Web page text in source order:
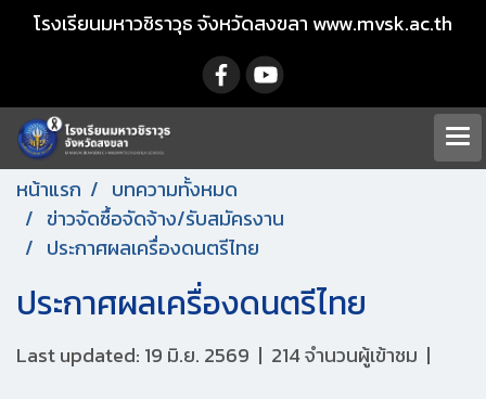
โรงเรียนมหาวชิราวุธ จังหวัดสงขลา www.mvsk.ac.th
หน้าแรก
บทความทั้งหมด
ข่าวจัดซื้อจัดจ้าง/รับสมัครงาน
ประกาศผลเครื่องดนตรีไทย
ประกาศผลเครื่องดนตรีไทย
Last updated: 19 มิ.ย. 2569 | 214 จำนวนผู้เข้าชม |